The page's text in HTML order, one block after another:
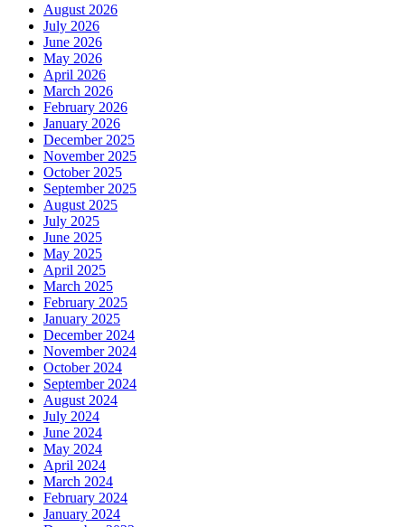
August 2026
July 2026
June 2026
May 2026
April 2026
March 2026
February 2026
January 2026
December 2025
November 2025
October 2025
September 2025
August 2025
July 2025
June 2025
May 2025
April 2025
March 2025
February 2025
January 2025
December 2024
November 2024
October 2024
September 2024
August 2024
July 2024
June 2024
May 2024
April 2024
March 2024
February 2024
January 2024